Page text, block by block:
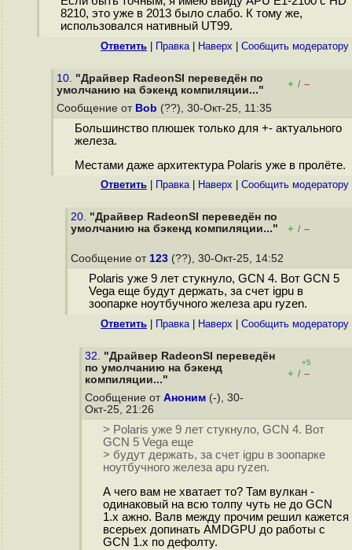
8210, это уже в 2013 было слабо. К тому же,
использовался нативный UT99.
Ответить Правка| Наверх Cообщить модератору
10. "Драйвер RadeonSI переведён по
умолчанию на бэкенд компиляции..."
+ / –
Сообщение от Bob (??), 30-Окт-25, 11:35
Большинство плюшек только для +- актуального
железа.
Местами даже архитектура Polaris уже в пролёте.
Ответить Правка| Наверх Cообщить модератору
20. "Драйвер RadeonSI переведён по
умолчанию на бэкенд компиляции..."
+ / –
Сообщение от 123 (??), 30-Окт-25, 14:52
Polaris уже 9 лет стукнуло, GCN 4. Вот GCN 5
Vega еще будут держать, за счет igpu в
зоопарке ноутбучного железа apu ryzen.
Ответить Правка| Наверх Cообщить модератору
32. "Драйвер RadeonSI переведён
по умолчанию на бэкенд
компиляции..."
+5
+ / –
Сообщение от Аноним (-), 30-
Окт-25, 21:26
> Polaris уже 9 лет стукнуло, GCN 4. Вот
GCN 5 Vega еще
> будут держать, за счет igpu в зоопарке
ноутбучного железа apu ryzen.
А чего вам не хватает то? Там вулкан -
одинаковый на всю толпу чуть не до GCN
1.x ажно. Валв между прочим решил кажется
всерьех допинать AMDGPU до работы с
GCN 1.x по дефолту.